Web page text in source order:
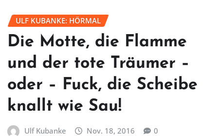
ULF KUBANKE: HÖRMAL
Die Motte, die Flamme
und der tote Träumer –
oder – Fuck, die Scheibe
knallt wie Sau!
Ulf Kubanke Nov. 18, 2016 0